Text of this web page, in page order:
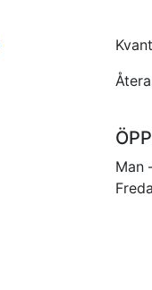
Man